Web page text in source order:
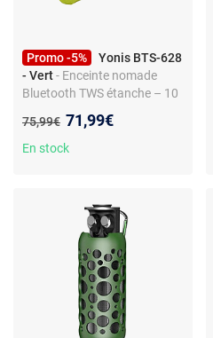
Promo -5%
Yonis BTS-628
- Vert- Enceinte nomade
Bluetooth TWS étanche – 10
libres – base magnétique –
autonomie 5 h – charge
Ancien prix :
75,99€ Nouveau prix :
71,99€
En stock